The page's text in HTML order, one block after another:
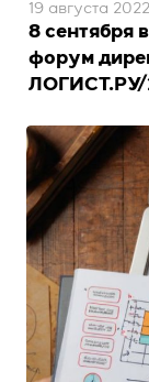
8 сентября
форум
ЛОГИСТ.РУ/
19 августа 2022